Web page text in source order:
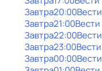
Завтра20:00Вести
Завтра21:00Вести
Завтра22:00Вести
Завтра23:00Вести
Завтра00:00Вести